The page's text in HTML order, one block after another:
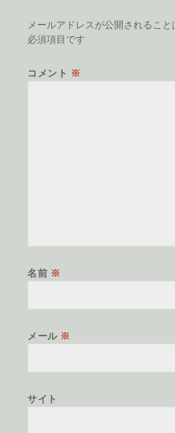
メールアドレスが公開されること
必須項目です
コメント ※
名前 ※
メール ※
サイト